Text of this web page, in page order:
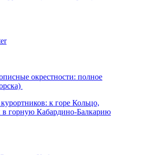
окрестности: полное
к горе Кольцо,
горную Кабардино-Балкарию